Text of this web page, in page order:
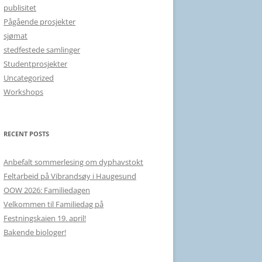
publisitet
Pågående prosjekter
sjømat
stedfestede samlinger
Studentprosjekter
Uncategorized
Workshops
RECENT POSTS
Anbefalt sommerlesing om dyphavstokt
Feltarbeid på Vibrandsøy i Haugesund
OOW 2026: Familiedagen
Velkommen til Familiedag på
Festningskaien 19. april!
Bakende biologer!